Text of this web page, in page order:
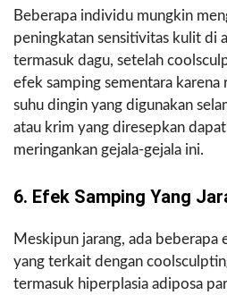
Beberapa individu mungkin
peningkatan sensitivitas kulit di
termasuk dagu, setelah
efek samping sementara karena
suhu dingin yang digunakan
atau krim yang diresepkan
meringankan gejala-gejala ini.
6. Efek Samping Yang
Meskipun jarang, ada beberapa
yang terkait dengan
termasuk hiperplasia adiposa